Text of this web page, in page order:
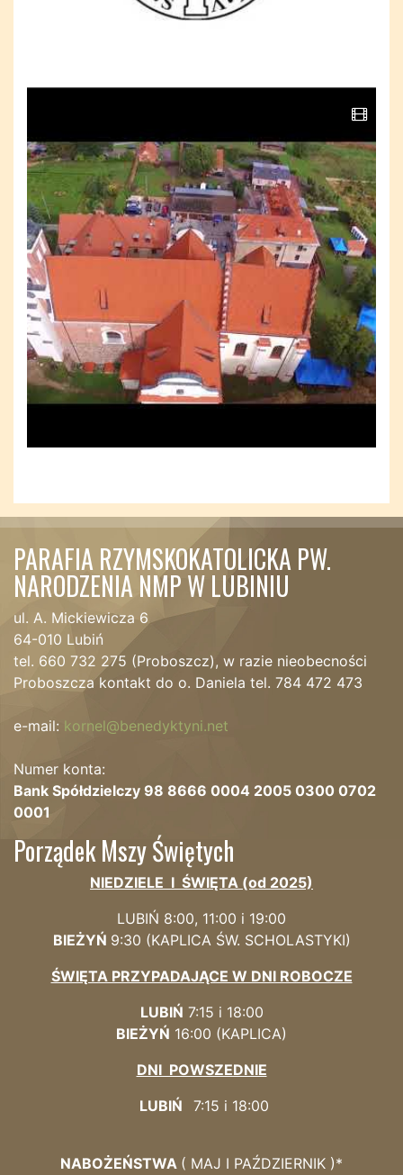
PARAFIA RZYMSKOKATOLICKA PW.
NARODZENIA NMP W LUBINIU
ul. A. Mickiewicza 6
64-010 Lubiń
tel. 660 732 275 (Proboszcz), w razie nieobecności
Proboszcza kontakt do o. Daniela tel. 784 472 473
e-mail: kornel@benedyktyni.net
Numer konta:
Bank Spółdzielczy 98 8666 0004 2005 0300 0702
0001
Porządek Mszy Świętych
NIEDZIELE I ŚWIĘTA (od 2025)
LUBIŃ 8:00, 11:00 i 19:00
BIEŻYŃ 9:30 (KAPLICA ŚW. SCHOLASTYKI)
ŚWIĘTA PRZYPADAJĄCE W DNI ROBOCZE
LUBIŃ 7:15 i 18:00
BIEŻYŃ 16:00 (KAPLICA)
DNI POWSZEDNIE
LUBIŃ 7:15 i 18:00
NABOŻEŃSTWA ( MAJ I PAŹDZIERNIK )*